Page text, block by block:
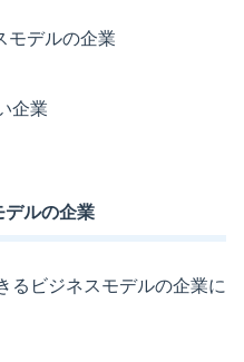
モデルの企業
企業
デルの企業
るビジネスモデルの企業に